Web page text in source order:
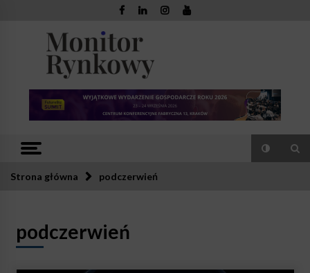
Monitor
Rynkowy
Strona główna podczerwień
podczerwień